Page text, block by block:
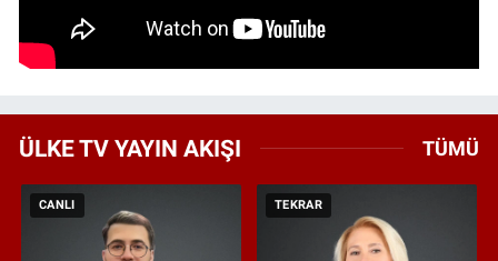
ÜLKE TV YAYIN AKIŞI TÜMÜ
CANLI TEKRAR